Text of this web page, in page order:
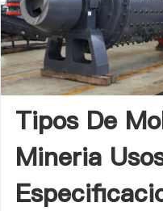
Tipos De
Mineria